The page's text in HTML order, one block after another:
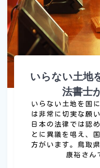
いらない土地
法書士
いらない土地を国
は非常に切実な願
日本の法律では認
とに異議を唱え、
方がいます。鳥取
康裕さん